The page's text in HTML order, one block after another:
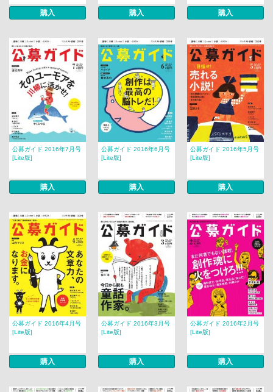
購入 購入 購入
公募ガイド 2016年7月号
[Lite版]
購入
公募ガイド 2016年6月号
[Lite版]
購入
公募ガイド 2016年5月号
[Lite版]
購入
公募ガイド 2016年4月号
[Lite版]
購入
公募ガイド 2016年3月号
[Lite版]
購入
公募ガイド 2016年2月号
[Lite版]
購入